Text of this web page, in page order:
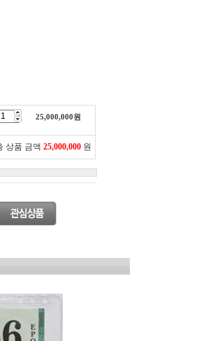
25,000,000원
상품 금액 25,000,000 원